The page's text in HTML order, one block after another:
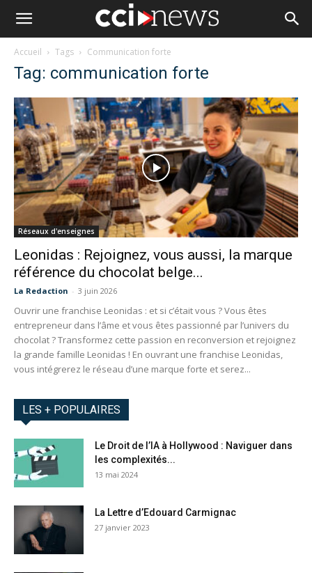
Accueil Tags Communication forte
Tag: communication forte
Réseaux d'enseignes
Leonidas : Rejoignez, vous aussi, la marque
référence du chocolat belge...
La Redaction - 3 juin 2026
Ouvrir une franchise Leonidas : et si c’était vous ? Vous êtes
entrepreneur dans l’âme et vous êtes passionné par l’univers du
chocolat ? Transformez cette passion en reconversion et rejoignez
la grande famille Leonidas ! En ouvrant une franchise Leonidas,
vous intégrerez le réseau d’une marque forte et serez...
LES + POPULAIRES
Le Droit de l’IA à Hollywood : Naviguer dans
les complexités...
13 mai 2024
La Lettre d’Edouard Carmignac
27 janvier 2023